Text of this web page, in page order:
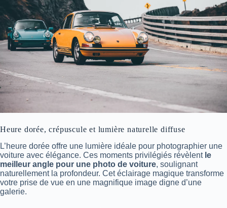
Heure dorée, crépuscule et lumière naturelle diffuse
L’heure dorée offre une lumière idéale pour photographier une
voiture avec élégance. Ces moments privilégiés révèlent le
meilleur angle pour une photo de voiture, soulignant
naturellement la profondeur. Cet éclairage magique transforme
votre prise de vue en une magnifique image digne d’une
galerie.